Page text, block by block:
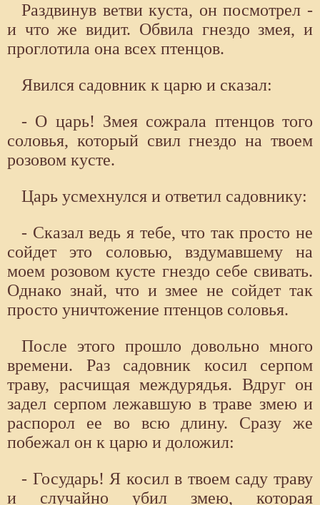
Раздвинув ветви куста, он посмотрел -
и что же видит. Обвила гнездо змея, и
проглотила она всех птенцов.
Явился садовник к царю и сказал:
- О царь! Змея сожрала птенцов того
соловья, который свил гнездо на твоем
розовом кусте.
Царь усмехнулся и ответил садовнику:
- Сказал ведь я тебе, что так просто не
сойдет это соловью, вздумавшему на
моем розовом кусте гнездо себе свивать.
Однако знай, что и змее не сойдет так
просто уничтожение птенцов соловья.
После этого прошло довольно много
времени. Раз садовник косил серпом
траву, расчищая междурядья. Вдруг он
задел серпом лежавшую в траве змею и
распорол ее во всю длину. Сразу же
побежал он к царю и доложил:
- Государь! Я косил в твоем саду траву
и случайно убил змею, которая